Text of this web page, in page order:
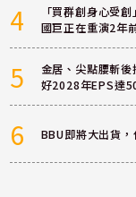
4
「買群創身心受
國巨正在重演2年
5
金居、尖點腰斬
好2028年EPS達
6 BBU即將大出貨